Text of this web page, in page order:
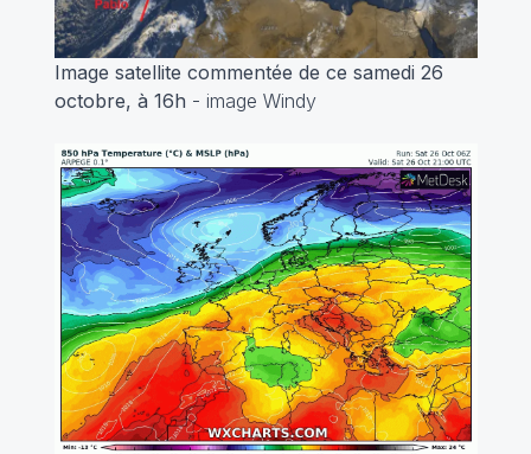
Image satellite commentée de ce samedi 26
octobre, à 16h - image Windy